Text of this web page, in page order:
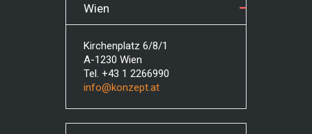
Wien
Kirchenplatz 6/8/1
A-1230 Wien
Tel. +43 1 2266990
info@konzept.at